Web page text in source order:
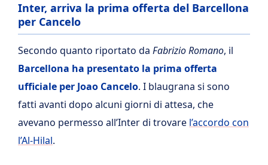
Inter, arriva la prima offerta del Barcellona
per Cancelo
Secondo quanto riportato da Fabrizio Romano, il
Barcellona ha presentato la prima offerta
ufficiale per Joao Cancelo. I blaugrana si sono
fatti avanti dopo alcuni giorni di attesa, che
avevano permesso all’Inter di trovare l’accordo con
l’Al-Hilal.